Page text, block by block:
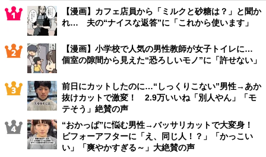
【漫画】カフェ店員から「ミルクと砂糖は？」と聞か
れ… 夫の“ナイスな返答”に「これから使います」
【漫画】小学校で人気の男性教師が女子トイレに…
個室の隙間から見えた“恐ろしいモノ”に「許せない」
前日にカットしたのに…“しっくりこない”男性→あか
抜けカットで激変！ 2.9万いいね「別人やん」「モ
テそう」絶賛の声
“おかっぱ”に悩む男性→バッサリカットで大変身！
ビフォーアフターに「え、同じ人！？」「かっこい
い」「爽やかすぎる～」大絶賛の声